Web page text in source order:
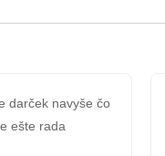
darček navyše čo
ešte rada